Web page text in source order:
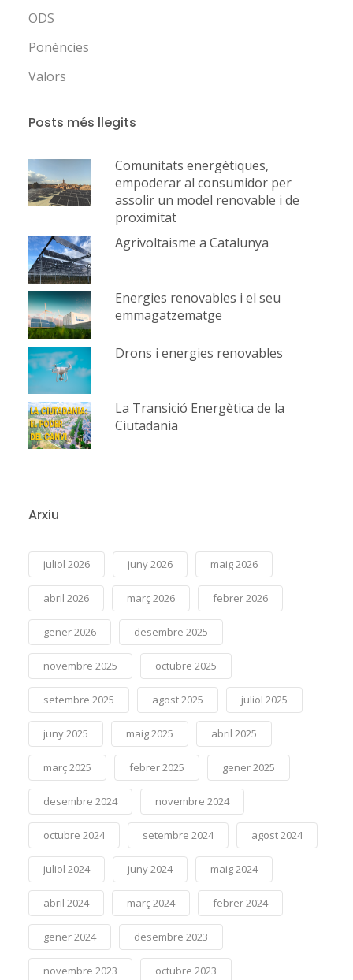
ODS
Ponències
Valors
Posts més llegits
Comunitats energètiques,
empoderar al consumidor per
assolir un model renovable i de
proximitat
Agrivoltaisme a Catalunya
Energies renovables i el seu
emmagatzematge
Drons i energies renovables
La Transició Energètica de la
Ciutadania
Arxiu
juliol 2026 juny 2026 maig 2026
abril 2026 març 2026 febrer 2026
gener 2026 desembre 2025
novembre 2025 octubre 2025
setembre 2025 agost 2025 juliol 2025
juny 2025 maig 2025 abril 2025
març 2025 febrer 2025 gener 2025
desembre 2024 novembre 2024
octubre 2024 setembre 2024 agost 2024
juliol 2024 juny 2024 maig 2024
abril 2024 març 2024 febrer 2024
gener 2024 desembre 2023
novembre 2023 octubre 2023